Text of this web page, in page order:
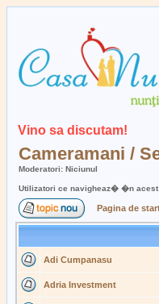
Vino sa discutam!
Cameramani /
Moderatori: Niciunul
Utilizatori ce navigheaz� �n acest
Pagina de
Adi Cumpanasu
Adria Investment